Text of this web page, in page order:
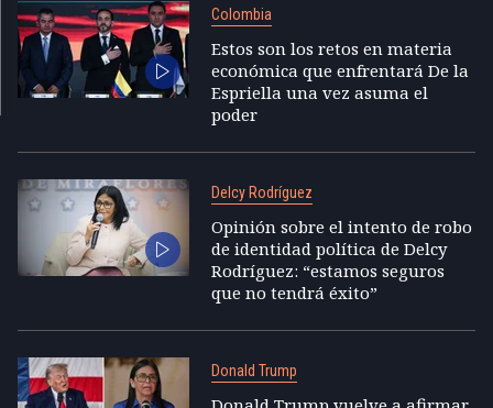
Colombia
Estos son los retos en materia
económica que enfrentará De la
Espriella una vez asuma el
poder
Delcy Rodríguez
Opinión sobre el intento de robo
de identidad política de Delcy
Rodríguez: “estamos seguros
que no tendrá éxito”
Donald Trump